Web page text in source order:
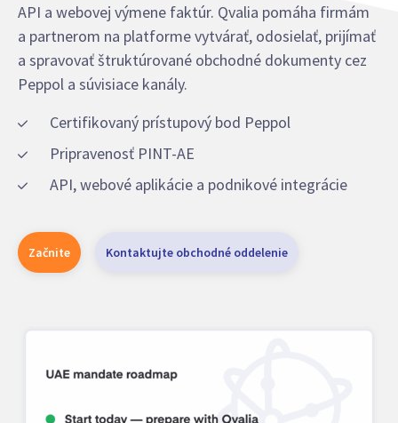
API a webovej výmene faktúr. Qvalia pomáha firmám
a partnerom na platforme vytvárať, odosielať, prijímať
a spravovať štruktúrované obchodné dokumenty cez
Peppol a súvisiace kanály.
Certifikovaný prístupový bod Peppol
Pripravenosť PINT-AE
API, webové aplikácie a podnikové integrácie
Začnite Kontaktujte obchodné oddelenie